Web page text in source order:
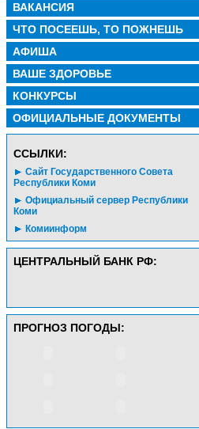
ВАКАНСИЯ
ЧТО ПОСЕЕШЬ, ТО ПОЖНЕШЬ
АФИША
ВАШЕ ЗДОРОВЬЕ
КОНКУРСЫ
ОФИЦИАЛЬНЫЕ ДОКУМЕНТЫ
CСЫЛКИ:
Сайт Государственного Совета
Республики Коми
Официальный сервер Республики
Коми
Комиинформ
ЦЕНТРАЛЬНЫЙ БАНК РФ:
ПРОГНОЗ ПОГОДЫ: